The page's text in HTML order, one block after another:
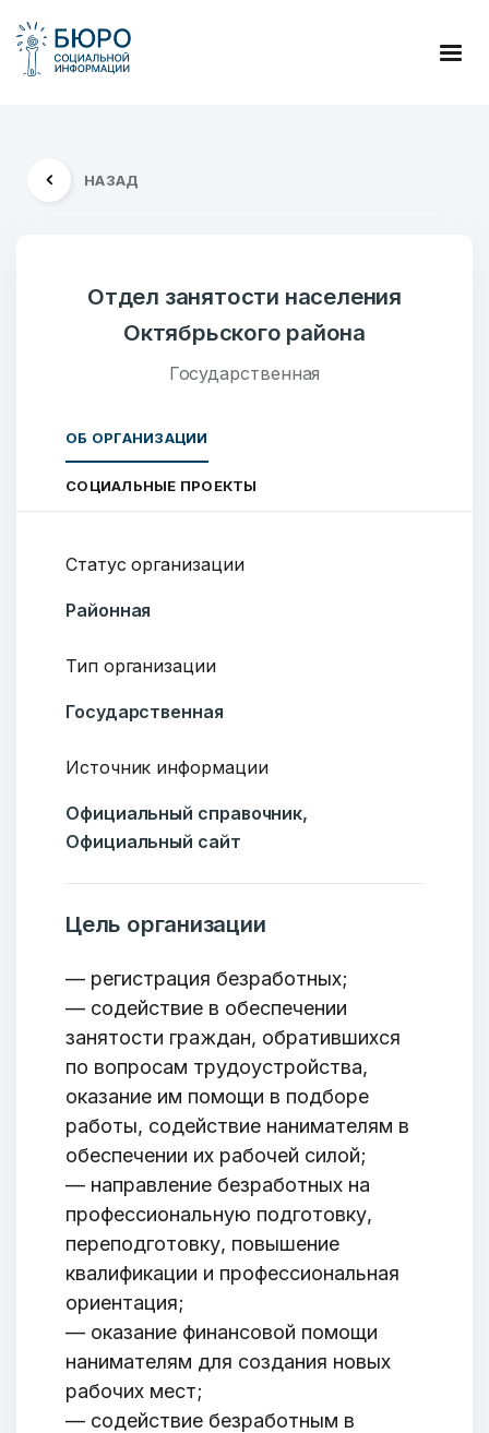
НАЗАД
Отдел занятости населения
Октябрьского района
Государственная
ОБ ОРГАНИЗАЦИИ
СОЦИАЛЬНЫЕ ПРОЕКТЫ
Статус организации
Районная
Тип организации
Государственная
Источник информации
Официальный справочник,
Официальный сайт
Цель организации
— регистрация безработных;
— содействие в обеспечении
занятости граждан, обратившихся
по вопросам трудоустройства,
оказание им помощи в подборе
работы, содействие нанимателям в
обеспечении их рабочей силой;
— направление безработных на
профессиональную подготовку,
переподготовку, повышение
квалификации и профессиональная
ориентация;
— оказание финансовой помощи
нанимателям для создания новых
рабочих мест;
— содействие безработным в